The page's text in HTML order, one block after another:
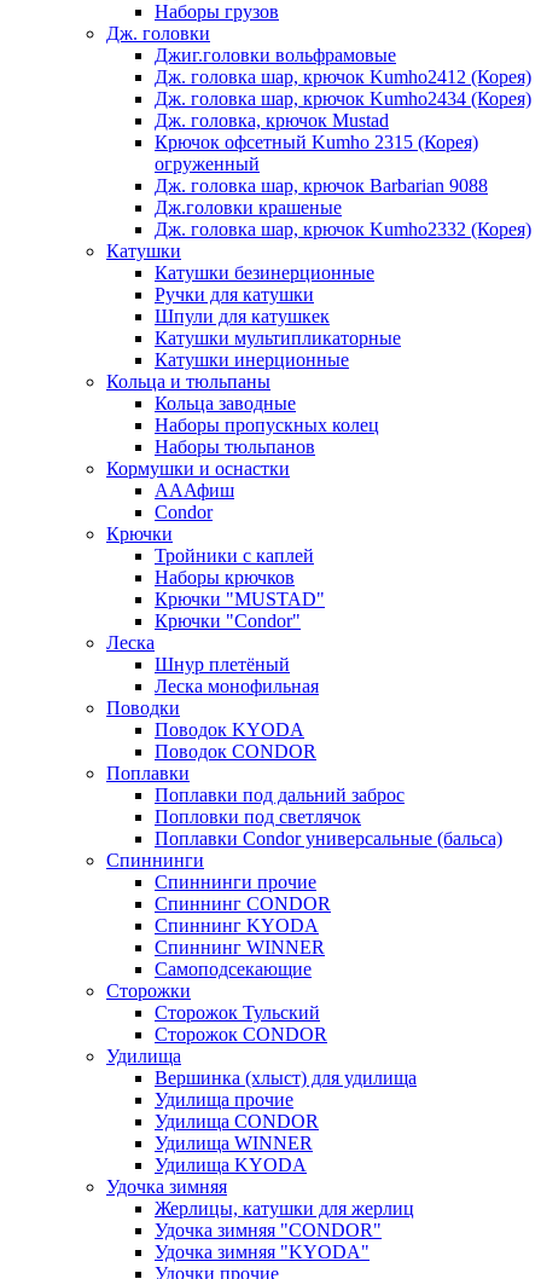
Наборы грузов
Дж. головки
Джиг.головки вольфрамовые
Дж. головка шар, крючок Kumho2412 (Корея)
Дж. головка шар, крючок Kumho2434 (Корея)
Дж. головка, крючок Mustad
Крючок офсетный Kumho 2315 (Корея)
огруженный
Дж. головка шар, крючок Barbarian 9088
Дж.головки крашеные
Дж. головка шар, крючок Kumho2332 (Корея)
Катушки
Катушки безинерционные
Ручки для катушки
Шпули для катушкек
Катушки мультипликаторные
Катушки инерционные
Кольца и тюльпаны
Кольца заводные
Наборы пропускных колец
Наборы тюльпанов
Кормушки и оснастки
АААфиш
Condor
Крючки
Тройники с каплей
Наборы крючков
Крючки "MUSTAD"
Крючки "Condor"
Леска
Шнур плетёный
Леска монофильная
Поводки
Поводок KYODA
Поводок CONDOR
Поплавки
Поплавки под дальний заброс
Попловки под светлячок
Поплавки Condor универсальные (бальса)
Спиннинги
Спиннинги прочие
Спиннинг CONDOR
Спиннинг KYODA
Спиннинг WINNER
Самоподсекающие
Сторожки
Сторожок Тульский
Сторожок CONDOR
Удилища
Вершинка (хлыст) для удилища
Удилищa прочие
Удилища CONDOR
Удилища WINNER
Удилища KYODA
Удочка зимняя
Жерлицы, катушки для жерлиц
Удочка зимняя "CONDOR"
Удочка зимняя "KYODA"
Удочки прочие